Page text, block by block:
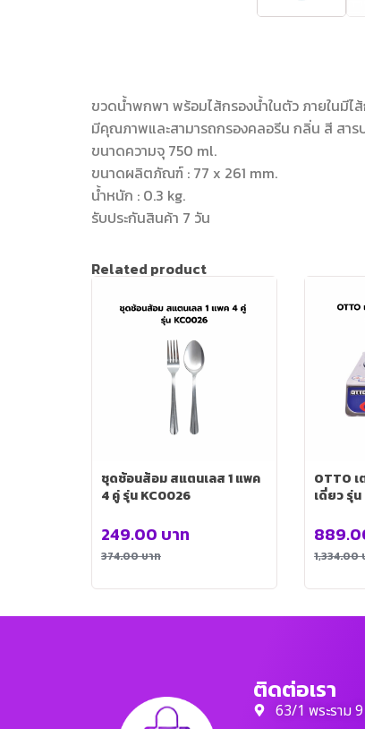
ขวดน้ำพกพา พร้อมไส้กรองน้ำในตัว ภายในมีไ
มีคุณภาพและสามารถกรองคลอรีน กลิ่น สี สาร
ขนาดความจุ 750 ml.
ขนาดผลิตภัณฑ์ : 77 x 261 mm.
น้ำหนัก : 0.3 kg.
รับประกันสินค้า 7 วัน
Related product
ชุดช้อนส้อม สแตนเลส 1 แพค
4 คู่ รุ่น KC0026
374.00บาท
249.00 บาท
OTTO
เดี่ยว รุ่น
1,334.00
ติดต่อเรา
63/1 พระราม